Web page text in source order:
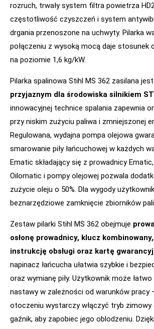
rozruch, trwały system filtra powietrza
częstotliwość czyszczeń i system
drgania przenoszone na uchwyty. Pilarka
połączeniu z wysoką mocą daje stosunek
na poziomie 1,6 kg/kW.
Pilarka spalinowa Stihl MS 362 zasilana jest
przyjaznym dla środowiska silnikiem
innowacyjnej technice spalania zapewnia
przy niskim zużyciu paliwa i zmniejszonej
Regulowana, wydajna pompa olejowa
smarowanie piły łańcuchowej w każdych
Ematic składający się z prowadnicy
Oilomatic i pompy olejowej pozwala
zużycie oleju o 50%. Dla wygody
beznarzędziowe zamknięcie zbiorników
Zestaw pilarki Stihl MS 362 obejmuje
osłonę prowadnicy, klucz
instrukcję obsługi oraz kartę
napinacz łańcucha ułatwia szybkie i
oraz wymianę piły. Użytkownik może
nastawy w zależności od warunków pracy
otoczeniu wystarczy włączyć tryb zimowy
gaźnik, aby zapobiec jego oblodzeniu.